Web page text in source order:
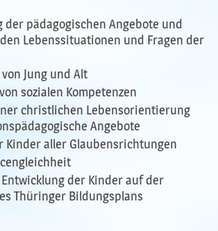
pädagogischen Angebote und
Lebenssituationen und Fragen der
Jung und Alt
sozialen Kompetenzen
christlichen Lebensorientierung
Angebote
Kinder aller Glaubensrichtungen
der Kinder auf der
Thüringer Bildungsplans